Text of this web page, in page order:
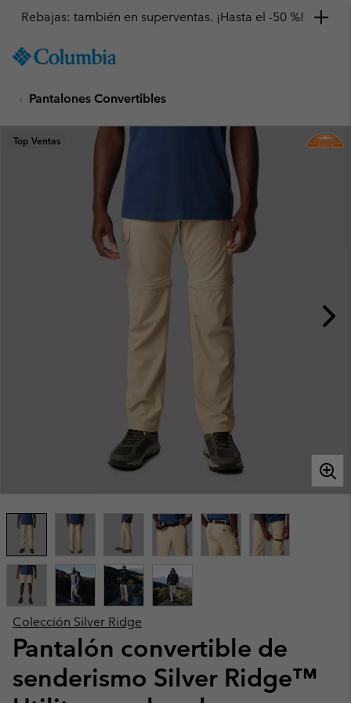
TO
SKIP
MAIN
NAV
Rebajas: también en superventas. ¡Hasta el -50 %!
Pantalones Convertibles
Colección Silver Ridge
Pantalón convertible de
senderismo Silver Ridge™
Top Ventas